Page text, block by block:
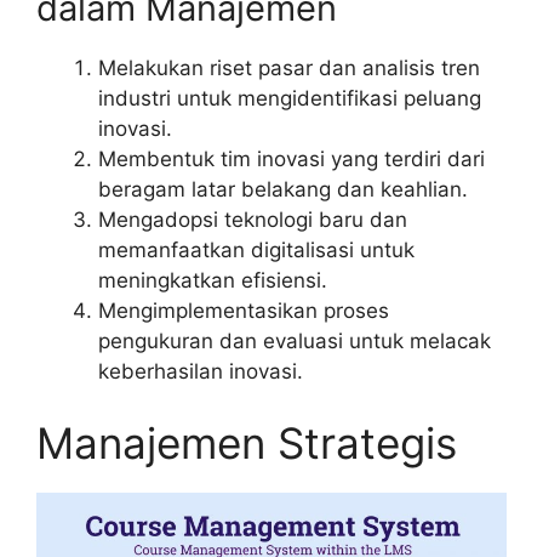
Melakukan riset pasar dan analisis tren
industri untuk mengidentifikasi peluang
inovasi.
Membentuk tim inovasi yang terdiri dari
beragam latar belakang dan keahlian.
Mengadopsi teknologi baru dan
memanfaatkan digitalisasi untuk
meningkatkan efisiensi.
Mengimplementasikan proses
pengukuran dan evaluasi untuk melacak
keberhasilan inovasi.
Manajemen Strategis